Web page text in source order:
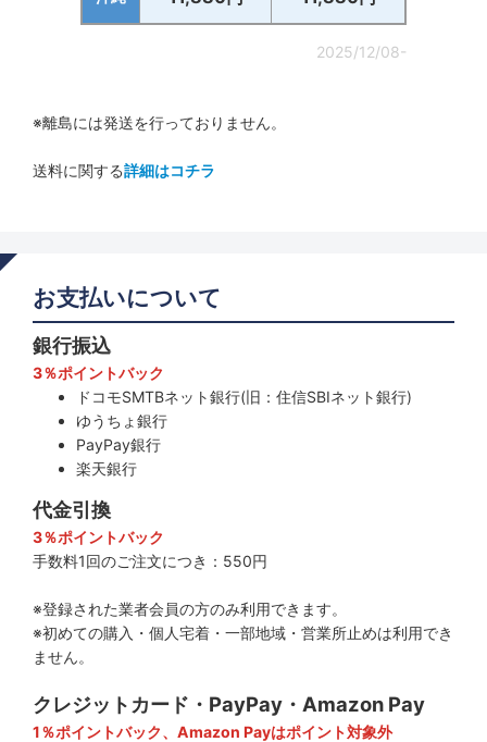
2025/12/08-
※離島には発送を行っておりません。
送料に関する詳細はコチラ
お支払いについて
銀行振込
3％ポイントバック
ドコモSMTBネット銀行(旧：住信SBIネット銀行)
ゆうちょ銀行
PayPay銀行
楽天銀行
代金引換
3％ポイントバック
手数料1回のご注文につき：550円
※登録された業者会員の方のみ利用できます。
※初めての購入・個人宅着・一部地域・営業所止めは利用でき
ません。
クレジットカード・PayPay・Amazon Pay
1％ポイントバック、Amazon Payはポイント対象外